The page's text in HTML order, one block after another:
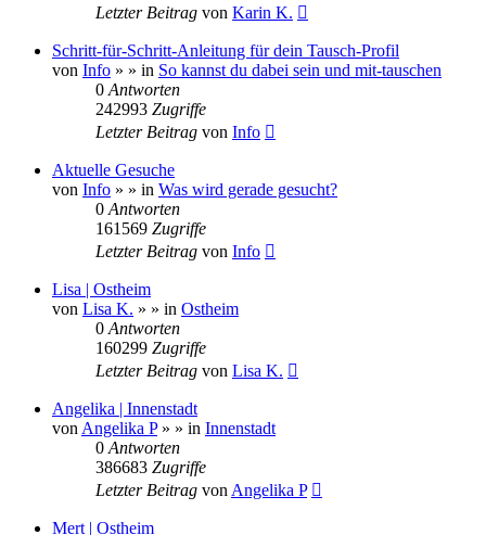
Letzter Beitrag von Karin K.
Schritt-für-Schritt-Anleitung für dein Tausch-Profil
von Info » » in So kannst du dabei sein und mit-tauschen
0 Antworten
242993 Zugriffe
Letzter Beitrag von Info
Aktuelle Gesuche
von Info » » in Was wird gerade gesucht?
0 Antworten
161569 Zugriffe
Letzter Beitrag von Info
Lisa | Ostheim
von Lisa K. » » in Ostheim
0 Antworten
160299 Zugriffe
Letzter Beitrag von Lisa K.
Angelika | Innenstadt
von Angelika P» » in Innenstadt
0 Antworten
386683 Zugriffe
Letzter Beitrag von Angelika P
Mert | Ostheim